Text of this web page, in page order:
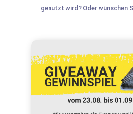
genutzt wird? Oder wünschen